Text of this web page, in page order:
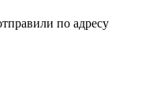
по адресу